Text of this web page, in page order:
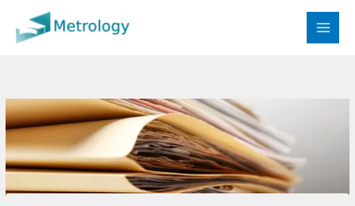
вмісту